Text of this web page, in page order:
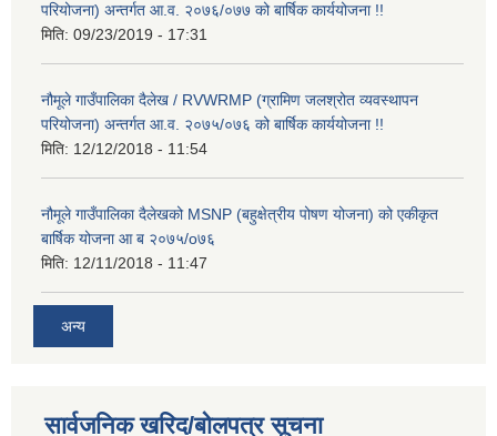
परियोजना) अन्तर्गत आ.व. २०७६/०७७ को बार्षिक कार्ययोजना !!
मिति: 09/23/2019 - 17:31
नौमूले गाउँपालिका दैलेख / RVWRMP (ग्रामिण जलश्रोत व्यवस्थापन
परियोजना) अन्तर्गत आ.व. २०७५/०७६ को बार्षिक कार्ययोजना !!
मिति: 12/12/2018 - 11:54
नौमूले गाउँपालिका दैलेखको MSNP (बहुक्षेत्रीय पोषण योजना) को एकीकृत
बार्षिक योजना आ ब २०७५/o७६
मिति: 12/11/2018 - 11:47
अन्य
सार्वजनिक खरिद/बोलपत्र सूचना